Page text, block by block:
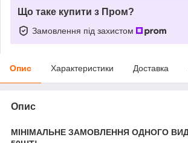
Що таке купити з Пром?
Замовлення під захистом
Опис Характеристики Доставка
Опис
МІНІМАЛЬНЕ ЗАМОВЛЕННЯ ОДНОГО